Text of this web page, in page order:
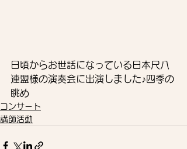
日頃からお世話になっている日本尺八
連盟様の演奏会に出演しました♪四季の
眺め
コンサート
講師活動